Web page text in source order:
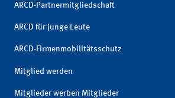
ARCD-Partnermitgliedschaft
ARCD für junge Leute
ARCD-Firmenmobilitätsschutz
Mitglied werden
Mitglieder werben Mitglieder